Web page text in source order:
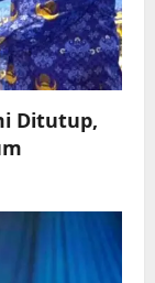
Ditutup,